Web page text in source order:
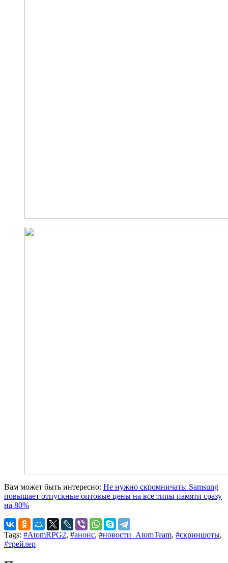
Вам может быть интересно: Не нужно скромничать: Samsung
повышает отпускные оптовые цены на все типы памяти сразу
на 80%
Tags: #AtomRPG2, #анонс, #новости_AtomTeam, #скриншоты,
#трейлер